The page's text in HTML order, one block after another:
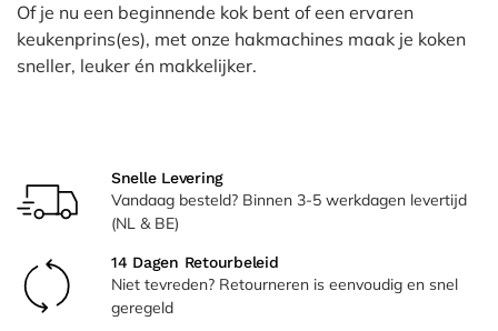
Of je nu een beginnende kok bent of een ervaren
keukenprins(es), met onze hakmachines maak je koken
sneller, leuker én makkelijker.
Snelle Levering
Vandaag besteld? Binnen 3-5 werkdagen levertijd
(NL & BE)
14 Dagen Retourbeleid
Niet tevreden? Retourneren is eenvoudig en snel
geregeld